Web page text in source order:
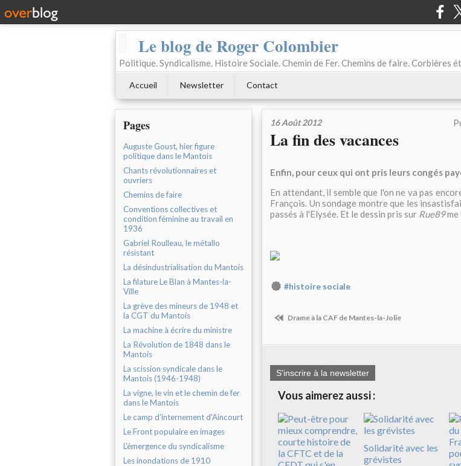
Le blog de Roger Colombier
Politique. Syndicalisme. Histoire Sociale. Chemin de Fer. Chemins de faire. Corbières
Accueil Newsletter Contact
Pages
Auguste Goust, hier figure
politique dans le Mantois
Chants révolutionnaires et
ouvriers
Chemins de faire
Conventions collectives et
condition féminine au travail en
1936
Gabriel Roulleau, le métallo
résistant
La désindustrialisation du Mantois
La filature Le Blan à Mantes-la-
Ville
La grève des mineurs de 1948 et
la CGT du Mantois
La machine à écrire du ministre
La Révolution de 1848 dans le
Mantois
La scission syndicale dans le
Mantois (1946-1948)
La vigne, le vin et le chemin de fer
dans le Mantois
Le camp d'internement d'Aincourt
Le Front populaire en images
L'émergence du syndicalisme
Les inondations de 1910
16 Août 2012
La fin des vacances
Enfin, pour ceux qui ont pris leurs congés
En attendant, il semble que l'on ne va pas
François. Un sondage montre que les
passés à l'Elysée. Et le dessin pris sur Rue89me
#histoire sociale
Drame à la CAF de Mantes-la-Jolie
S'inscrire à la newsletter
Vous aimerez aussi :
Solidarité avec les
grévistes